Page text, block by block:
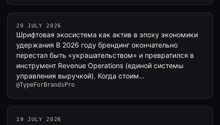
20 JULY 2026
Шрифтовая экосистема как актив в эпоху экономики
удержания В 2026 году брендинг окончательно
перестал быть «украшательством» и превратился в
инструмент Revenue Operations (единой системы
управления выручкой). Когда стоим…
@TypeForBrandsPro
19 JULY 2026